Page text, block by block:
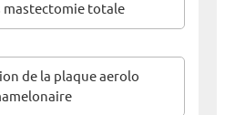
mastectomie totale
de la plaque aerolo